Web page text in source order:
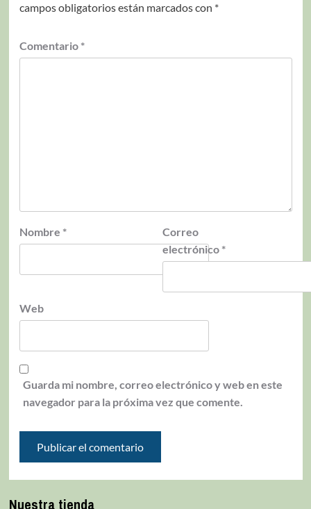
campos obligatorios están marcados con *
Comentario *
Nombre *
Correo
electrónico *
Web
Guarda mi nombre, correo electrónico y web en este
navegador para la próxima vez que comente.
Nuestra tienda